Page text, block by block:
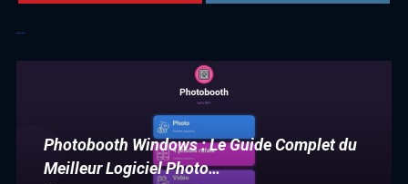
Photobooth Windows : Le Guide Complet du
Meilleur Logiciel Photo…